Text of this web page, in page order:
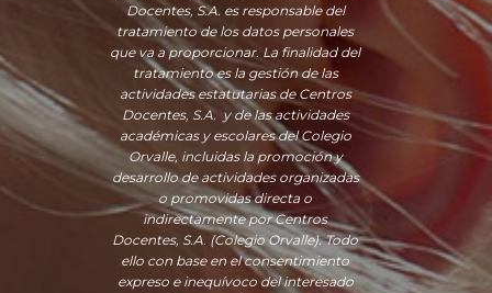
Docentes, S.A. es responsable del
tratamiento de los datos personales
que va a proporcionar. La finalidad del
tratamiento es la gestión de las
actividades estatutarias de Centros
Docentes, S.A. y de las actividades
académicas y escolares del Colegio
Orvalle, incluidas la promoción y
desarrollo de actividades organizadas
o promovidas directa o
indirectamente por Centros
Docentes, S.A. (Colegio Orvalle). Todo
ello con base en el consentimiento
expreso e inequívoco del interesado